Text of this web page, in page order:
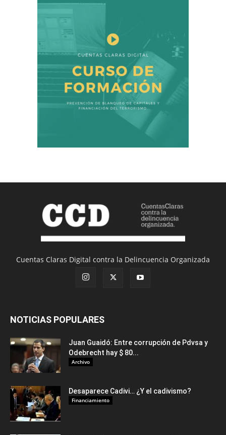
Cuentas Claras Digital contra la Delincuencia Organizada
NOTICIAS POPULARES
Juan Guaidó: Entre corrupción de Pdvsa y
Odebrecht hay $ 80...
Archivo
Desaparece Cadivi… ¿Y el cadivismo?
Financiamiento